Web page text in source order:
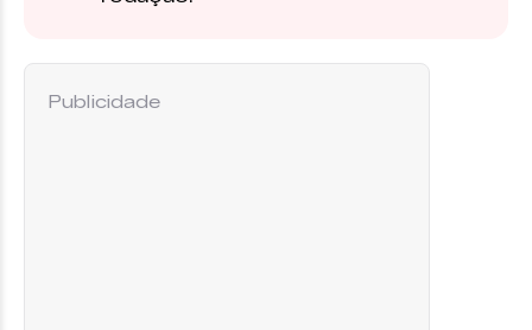
Publicidade